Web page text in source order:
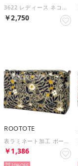
3622 レディース ネコ型 フェルト ミニポーチ EU.ウィズルー.オスワリネコ-B （02 CHA）
￥2,750
ROOTOTE
￥1,386